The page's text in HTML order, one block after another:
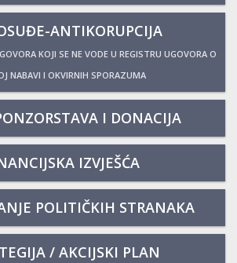
ANTIKORUPCIJA
KOJI SE NE VODE U REGISTRU UGOVORA O
NABAVI I OKVIRNIH SPORAZUMA
I DONACIJA
IZVJEŠĆA
POLITIČKIH STRANAKA
/ AKCIJSKI PLAN